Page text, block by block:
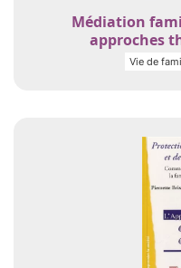
Médiation
approches
Vie de